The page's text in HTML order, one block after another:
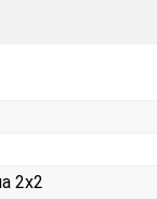
2х2